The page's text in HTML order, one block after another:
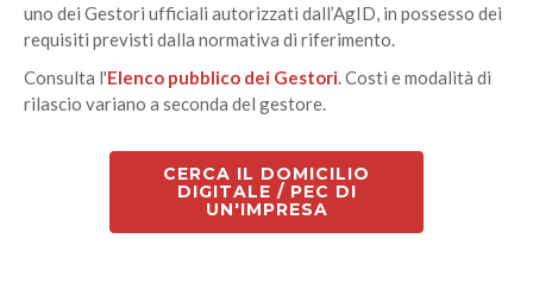
uno dei Gestori ufficiali autorizzati dall’AgID, in possesso dei
requisiti previsti dalla normativa di riferimento.
Consulta l'Elenco pubblico dei Gestori. Costi e modalità di
rilascio variano a seconda del gestore.
CERCA IL DOMICILIO
DIGITALE / PEC DI
UN'IMPRESA